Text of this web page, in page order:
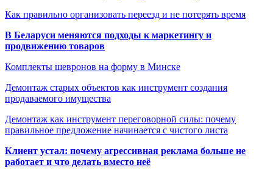
Как правильно организовать переезд и не потерять время
В Беларуси меняются подходы к маркетингу и
продвижению товаров
Комплекты шевронов на форму в Минске
Демонтаж старых объектов как инструмент создания
продаваемого имущества
Демонтаж как инструмент переговорной силы: почему
правильное предложение начинается с чистого листа
Клиент устал: почему агрессивная реклама больше не
работает и что делать вместо неё